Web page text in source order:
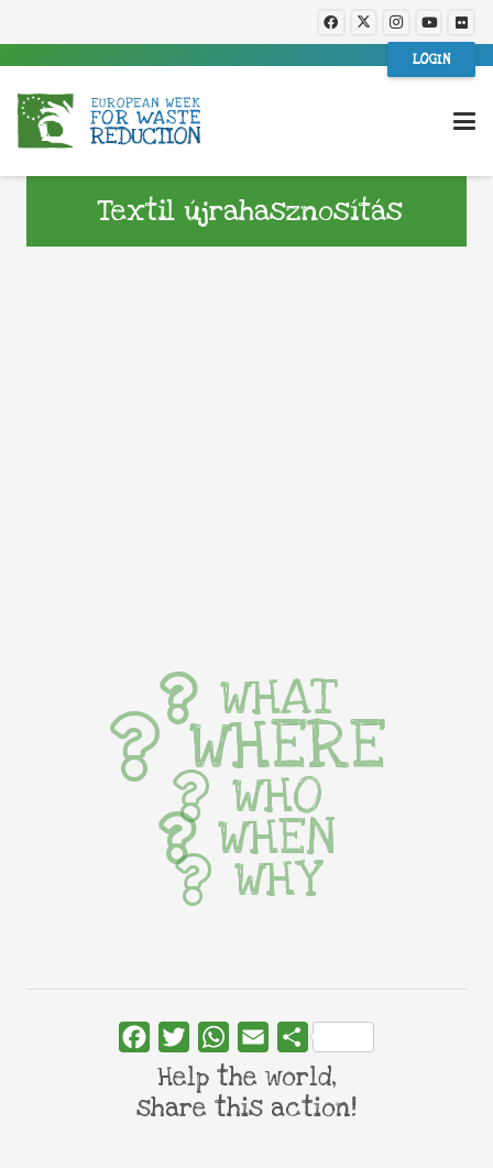
LOGIN
Textil újrahasznosítás
WHAT
WHERE
WHO
WHEN
WHY
FacebookTwitterWhatsApp
Email Share
Help the world,
share this action!